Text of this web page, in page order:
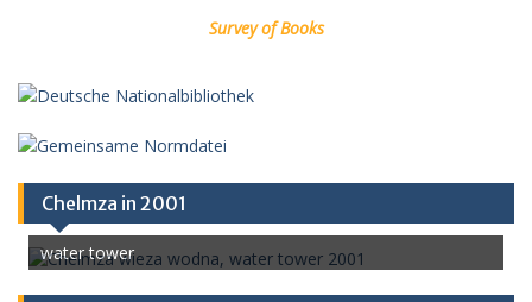
Survey of Books
Chelmza in 2001
water tower